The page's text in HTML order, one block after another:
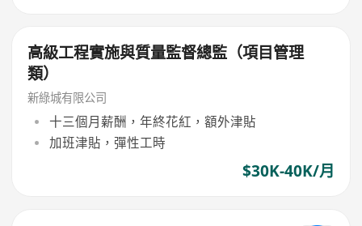
高級工程實施與質量監督總監（項目管理
類）
新綠城有限公司
十三個月薪酬，年終花紅，額外津貼
加班津貼，彈性工時
$30K-40K/月